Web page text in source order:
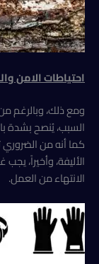
احتياطات الامن
​ومع ذلك، وبالرغم
السبب، يُنصح بشدة
كما أنه من الضروري
الأليفة، وأخيراً،
الانتهاء من العمل.